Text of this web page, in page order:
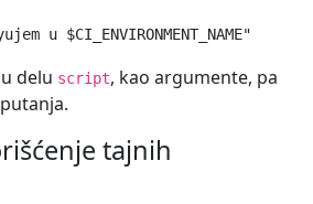
delu script, kao argumente, pa
tajnih